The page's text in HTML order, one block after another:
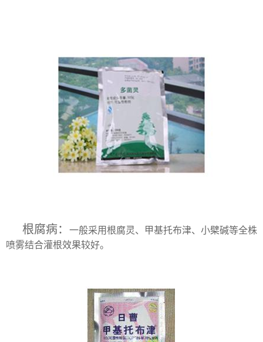
根腐病：
一般采用根腐灵、甲基托布津、小檗碱等全株
喷雾结合灌根效果较好。